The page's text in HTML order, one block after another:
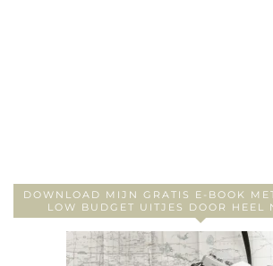
DOWNLOAD MIJN GRATIS E-BOOK
LOW BUDGET UITJES DOOR HEEL